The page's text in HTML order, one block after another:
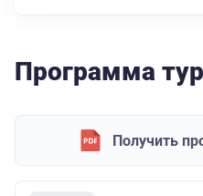
Программа
Получить